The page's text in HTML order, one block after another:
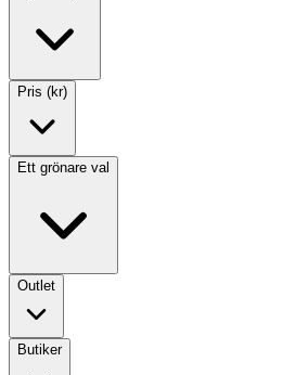
Pris (kr)
Ett grönare val
Outlet
Butiker